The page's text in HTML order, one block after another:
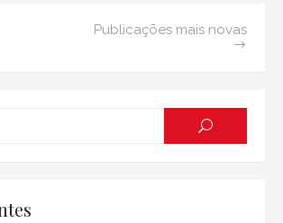
Publicações mais novas
SEARCH